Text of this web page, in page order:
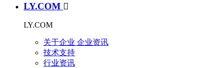
LY.COM 
LY.COM
关于企业 企业资讯
技术支持
行业资讯